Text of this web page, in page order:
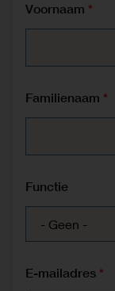
Voornaam
Familienaam
Functie
E-mailadres